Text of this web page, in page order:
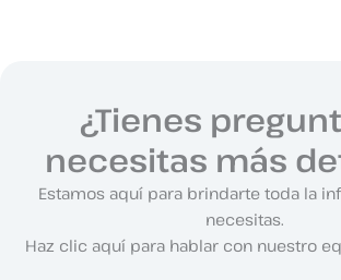
¿Tienes
necesitas más
Estamos aquí para brindarte toda la
necesitas.
Haz clic aquí para hablar con nuestro